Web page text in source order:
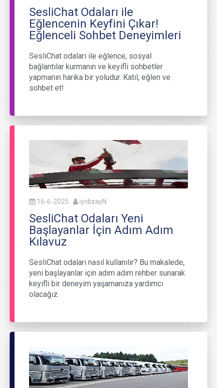
SesliChat Odaları ile
Eğlencenin Keyfini Çıkar!
Eğlenceli Sohbet Deneyimleri
SesliChat odaları ile eğlence, sosyal
bağlantılar kurmanın ve keyifli sohbetler
yapmanın harika bir yoludur. Katıl, eğlen ve
sohbet et!
16-6-2025 iyidizayN
SesliChat Odaları Yeni
Başlayanlar İçin Adım Adım
Kılavuz
SesliChat odaları nasıl kullanılır? Bu makalede,
yeni başlayanlar için adım adım rehber sunarak
keyifli bir deneyim yaşamanıza yardımcı
olacağız.